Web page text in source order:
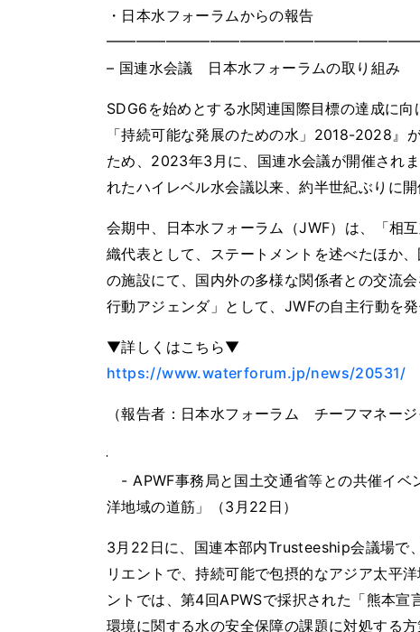
・⽇本⽔フォーラムからの報告
– 国連水会議 日本水フォーラムの取り組み
SDG6を始めとする水関連国際目標の達成に
「持続可能な発展のための水」2018-2028』
ため、2023年3月に、国連水会議が開催され
れたハイレベル水会議以来、約半世紀ぶりに開
会期中、日本水フォーラム（JWF）は、「相
織代表として、ステートメントを述べたほか
の施設にて、国内外の多様な関係者との交流
行動アジェンダ」として、JWFの自主行動を発
▼詳しくはこちら▼
https://www.waterforum.jp/news/20531/
（報告者：日本水フォーラム チーフマネー
- APWF事務局と国土交通省等との共催イベ
洋地域の道筋」（3月22日）
3月22日に、国連本部内Trusteeship会議場で
リエントで、持続可能で包摂的なアジア太平
ントでは、第4回APWSで採択された「熊本宣
環境に関する水の安全保障の課題に対処する